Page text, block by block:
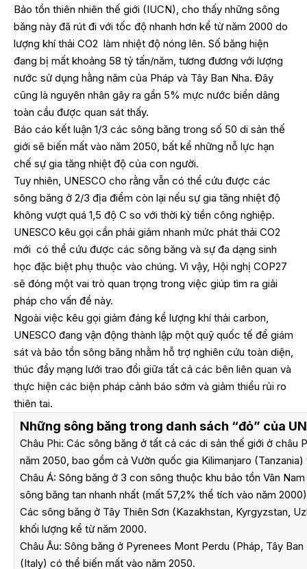
Bảo tồn thiên nhiên thế giới (IUCN), cho thấy những sông
băng này đã rút đi với tốc độ nhanh hơn kể từ năm 2000 do
lượng khí thải CO2 làm nhiệt độ nóng lên. Số băng hiện
đang bị mất khoảng 58 tỷ tấn/năm, tương đương với lượng
nước sử dụng hằng năm của Pháp và Tây Ban Nha. Đây
cũng là nguyên nhân gây ra gần 5% mực nước biển dâng
toàn cầu được quan sát thấy.
Báo cáo kết luận 1/3 các sông băng trong số 50 di sản thế
giới sẽ biến mất vào năm 2050, bất kể những nỗ lực hạn
chế sự gia tăng nhiệt độ của con người.
Tuy nhiên, UNESCO cho rằng vẫn có thể cứu được các
sông băng ở 2/3 địa điểm còn lại nếu sự gia tăng nhiệt độ
không vượt quá 1,5 độ C so với thời kỳ tiền công nghiệp.
UNESCO kêu gọi cần phải giảm nhanh mức phát thải CO2
mới có thể cứu được các sông băng và sự đa dạng sinh
học đặc biệt phụ thuộc vào chúng. Vì vậy, Hội nghị COP27
sẽ đóng một vai trò quan trọng trong việc giúp tìm ra giải
pháp cho vấn đề này.
Ngoài việc kêu gọi giảm đáng kể lượng khí thải carbon,
UNESCO đang vận động thành lập một quỹ quốc tế để giám
sát và bảo tồn sông băng nhằm hỗ trợ nghiên cứu toàn diện,
thúc đẩy mạng lưới trao đổi giữa tất cả các bên liên quan và
thực hiện các biện pháp cảnh báo sớm và giảm thiểu rủi ro
thiên tai.
Những sông băng trong danh sách “đỏ” của
Châu Phi: Các sông băng ở tất cả các di sản thế giới ở châu
năm 2050, bao gồm cả Vườn quốc gia Kilimanjaro (Tanzania)
Châu Á: Sông băng ở 3 con sông thuộc khu bảo tồn Vân
sông băng tan nhanh nhất (mất 57,2% thể tích vào năm
Các sông băng ở Tây Thiên Sơn (Kazakhstan, Kyrgyzstan,
khối lượng kể từ năm 2000.
Châu Âu: Sông băng ở Pyrenees Mont Perdu (Pháp, Tây
(Italy) có thể biến mất vào năm 2050.